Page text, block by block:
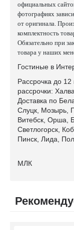
официальных
фотографиях
от оригинала.
комплектность
Обязательно при
товара у наших
Гостиные в
Рассрочка до
рассрочки:
Доставка по
Слуцк, Мозырь,
Витебск, Орша,
Светлогорск,
Пинск, Лида,
МЛК